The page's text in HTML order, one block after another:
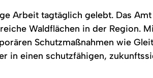
Arbeit tagtäglich gelebt. Das
Waldflächen in der Region.
Schutzmaßnahmen wie
in einen schutzfähigen,